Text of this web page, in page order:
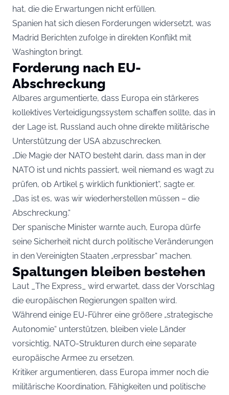
hat, die die Erwartungen nicht erfüllen.
Spanien hat sich diesen Forderungen widersetzt, was
Madrid Berichten zufolge in direkten Konflikt mit
Washington bringt.
Forderung nach EU-
Abschreckung
Albares argumentierte, dass Europa ein stärkeres
kollektives Verteidigungssystem schaffen sollte, das in
der Lage ist, Russland auch ohne direkte militärische
Unterstützung der USA abzuschrecken.
„Die Magie der NATO besteht darin, dass man in der
NATO ist und nichts passiert, weil niemand es wagt zu
prüfen, ob Artikel 5 wirklich funktioniert“, sagte er.
„Das ist es, was wir wiederherstellen müssen – die
Abschreckung.“
Der spanische Minister warnte auch, Europa dürfe
seine Sicherheit nicht durch politische Veränderungen
in den Vereinigten Staaten „erpressbar“ machen.
Spaltungen bleiben bestehen
Laut _The Express_ wird erwartet, dass der Vorschlag
die europäischen Regierungen spalten wird.
Während einige EU-Führer eine größere „strategische
Autonomie“ unterstützen, bleiben viele Länder
vorsichtig, NATO-Strukturen durch eine separate
europäische Armee zu ersetzen.
Kritiker argumentieren, dass Europa immer noch die
militärische Koordination, Fähigkeiten und politische